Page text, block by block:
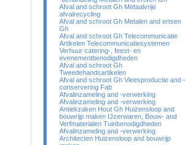
Afval and schroot Gh Metaalvrije
afvalrecycling
Afval and schroot Gh Metalen and ertsen
Gh
Afval and schroot Gh Telecommunicatie
Artikelen Telecommunicatiesystemen
Verhuur catering-, feest- en
evenementbenodigdheden
Afval and schroot Gh
Tweedehandsartikelen
Afval and schroot Gh Vleesproductie and -
conservering Fab
Afvalinzameling and -verwerking
Afvalinzameling and -verwerking
Antiekzaken Hout Gh Huizensloop and
bouwrijp maken IJzerwaren, Bouw- and
Verfmaterialen Tuinbenodigdheden
Afvalinzameling and -verwerking
Architecten Huizensloop and bouwrijp